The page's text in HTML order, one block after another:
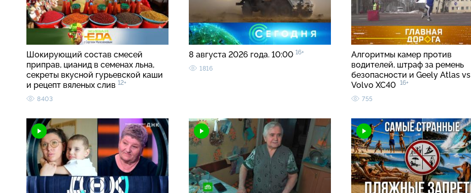
Шокирующий состав смесей
приправ, цианид в семенах льна,
секреты вкусной гурьевской каши
и рецепт вяленых слив 12+
8403
8 августа 2026 года. 10:00 16+
1816
Алгоритмы камер против
водителей, штраф за ремень
безопасности и Geely Atlas vs
Volvo XC40 16+
755